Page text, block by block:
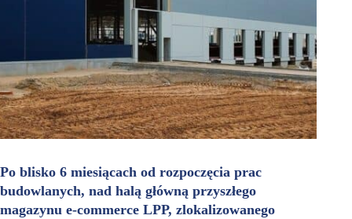
Po blisko 6 miesiącach od rozpoczęcia prac
budowlanych, nad halą główną przyszłego
magazynu e-commerce LPP, zlokalizowanego